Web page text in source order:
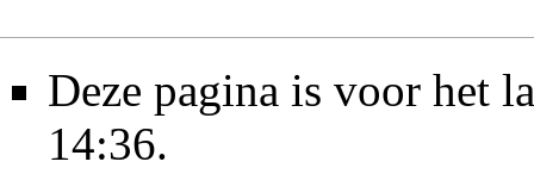
Deze pagina is voor het
14:36.